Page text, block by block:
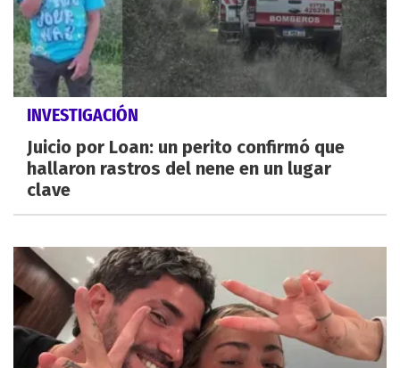
INVESTIGACIÓN
Juicio por Loan: un perito confirmó que
hallaron rastros del nene en un lugar
clave